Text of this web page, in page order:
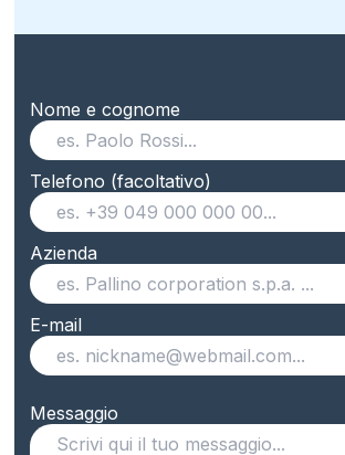
Nome e cognome
Telefono (facoltativo)
Azienda
E-mail
Messaggio